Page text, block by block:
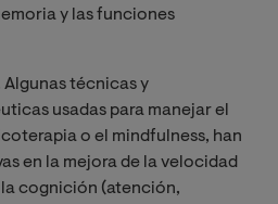
y las funciones
Algunas técnicas y
usadas para manejar el
o el mindfulness, han
en la mejora de la velocidad
cognición (atención,